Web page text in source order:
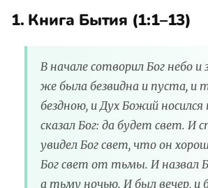
1. Книга Бытия (1:1–13)
В начале сотворил Бог небо
же была безвидна и пуста, и
бездною, и Дух Божий
сказал Бог: да будет свет. И
увидел Бог свет, что он
Бог свет от тьмы. И назвал
а тьму ночью. И был вечер, и